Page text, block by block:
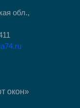
обл.,
окон»